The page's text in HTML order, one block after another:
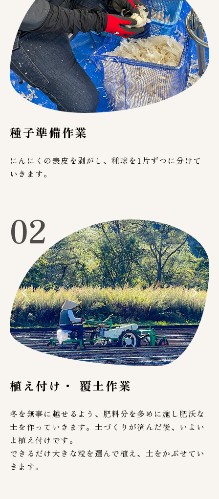
種子準備作業
にんにくの表皮を剥がし、種球を1片ずつに分けて
いきます。
02
植え付け・ 覆土作業
冬を無事に越せるよう、肥料分を多めに施し肥沃な
土を作っていきます。土づくりが済んだ後、いよい
よ植え付けです。
できるだけ大きな粒を選んで植え、土をかぶせてい
きます。